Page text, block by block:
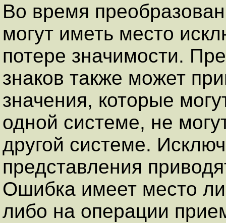
Во время
могут иметь место
потере значимости.
знаков также может
значения, которые
одной системе, не
другой системе.
представления
Ошибка имеет место
либо на операции